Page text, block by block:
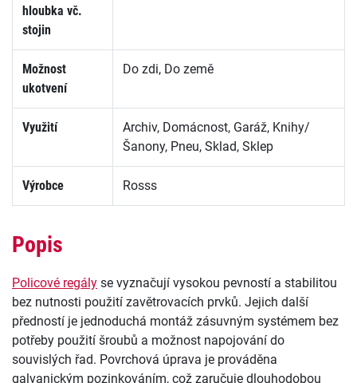
hloubka vč.
stojin
Možnost
ukotvení
Do zdi, Do země
Využití
Archiv, Domácnost, Garáž, Knihy/
Šanony, Pneu, Sklad, Sklep
Výrobce Rosss
Popis
Policové regály se vyznačují vysokou pevností a stabilitou
bez nutnosti použití zavětrovacích prvků. Jejich další
předností je jednoduchá montáž zásuvným systémem bez
potřeby použití šroubů a možnost napojování do
souvislých řad. Povrchová úprava je prováděna
galvanickým pozinkováním, což zaručuje dlouhodobou